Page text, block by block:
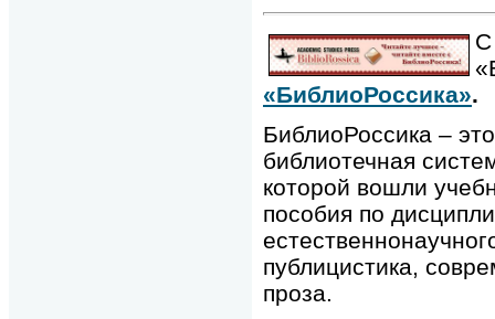
С
«БиблиоРоссика».
БиблиоРоссика –
библиотечная
которой вошли
пособия по
публицистика,
проза.